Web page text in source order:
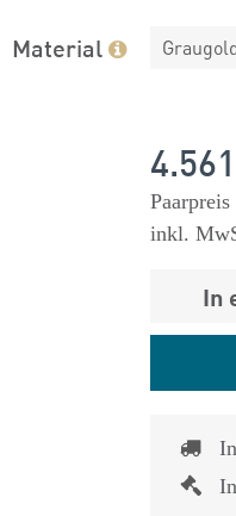
Material
Paarpreis
inkl.
In